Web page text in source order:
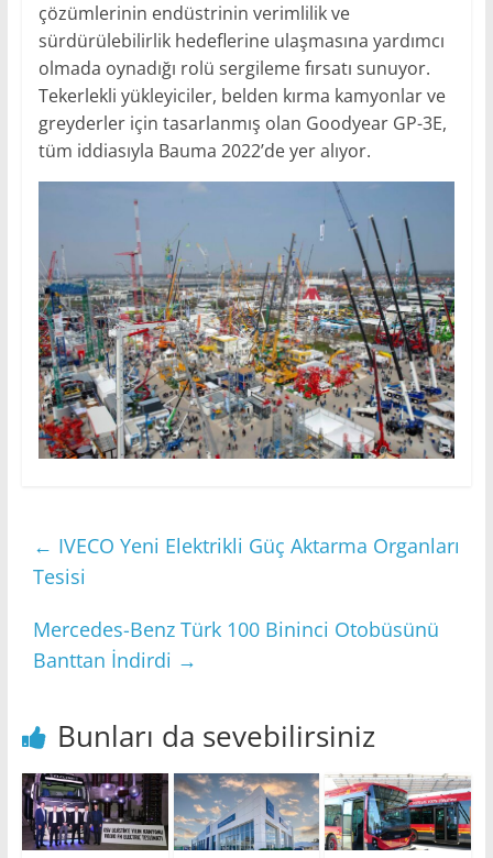
çözümlerinin endüstrinin verimlilik ve
sürdürülebilirlik hedeflerine ulaşmasına yardımcı
olmada oynadığı rolü sergileme fırsatı sunuyor.
Tekerlekli yükleyiciler, belden kırma kamyonlar ve
greyderler için tasarlanmış olan Goodyear GP-3E,
tüm iddiasıyla Bauma 2022’de yer alıyor.
← IVECO Yeni Elektrikli Güç Aktarma Organları
Tesisi
Mercedes-Benz Türk 100 Bininci Otobüsünü
Banttan İndirdi →
Bunları da sevebilirsiniz